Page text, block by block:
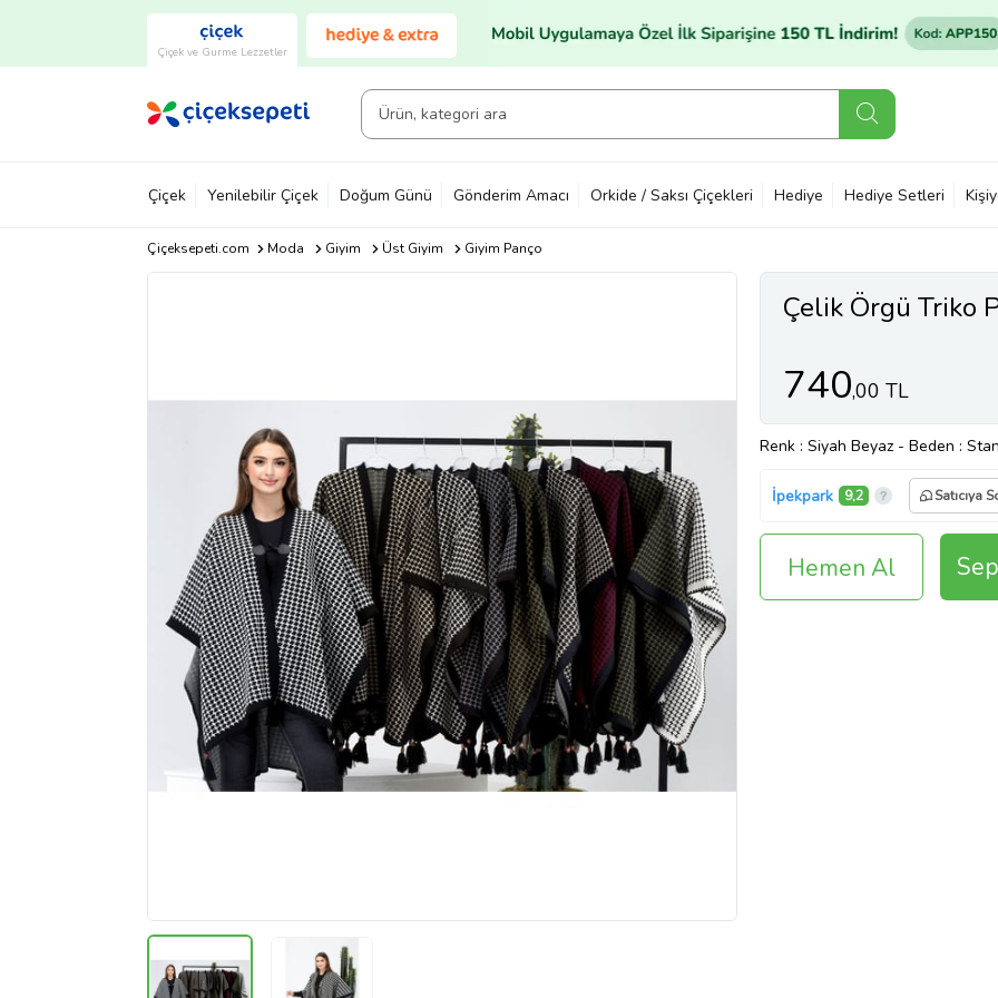
Çiçek ve Gurme Lezzetler
Çiçek Yenilebilir Çiçek Doğum Günü Gönderim Amacı Orkide / Saksı Çiçekleri Hediye Hediye Setleri
Çiçeksepeti.com Moda Giyim Üst Giyim Giyim Panço
Çelik Örgü Triko
740,00 TL
Renk : Siyah Beyaz - Beden :
İpekpark 9,2 Satıcıya
Hemen Al